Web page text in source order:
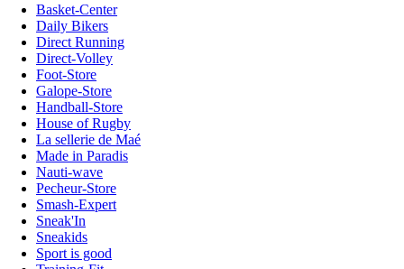
Basket-Center
Daily Bikers
Direct Running
Direct-Volley
Foot-Store
Galope-Store
Handball-Store
House of Rugby
La sellerie de Maé
Made in Paradis
Nauti-wave
Pecheur-Store
Smash-Expert
Sneak'In
Sneakids
Sport is good